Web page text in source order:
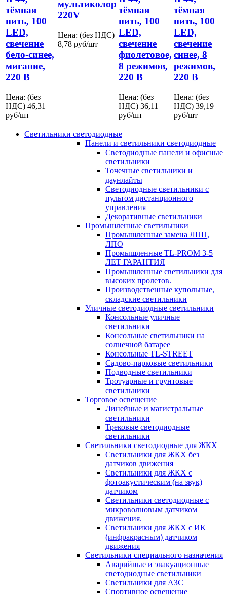
тёмная
нить, 100
LED,
свечение
бело-синее,
мигание,
220 В
Цена: (без
НДС) 46,31
руб/шт
мультиколор
220V
Цена: (без НДС)
8,78 руб/шт
тёмная
нить, 100
LED,
свечение
фиолетовое,
8 режимов,
220 В
Цена: (без
НДС) 36,11
руб/шт
тёмная
нить, 100
LED,
свечение
синее, 8
режимов,
220 В
Цена: (без
НДС) 39,19
руб/шт
Светильники светодиодные
Панели и светильники светодиодные
Светодиодные панели и офисные
светильники
Точечные светильники и
даунлайты
Светодиодные светильники с
пультом дистанционного
управления
Декоративные светильники
Промышленные светильники
Промышленные замена ЛПП,
ЛПО
Промышленные TL-PROM 3-5
ЛЕТ ГАРАНТИЯ
Промышленные светильники для
высоких пролетов.
Производственные купольные,
складские светильники
Уличные светодиодные светильники
Консольные уличные
светильники
Консольные светильники на
солнечной батарее
Консольные TL-STREET
Садово-парковые светильники
Подводные светильники
Тротуарные и грунтовые
светильники
Торговое освещение
Линейные и магистральные
светильники
Трековые светодиодные
светильники
Светильники светодиодные для ЖКХ
Светильники для ЖКХ без
датчиков движения
Светильники для ЖКХ с
фотоакустическим (на звук)
датчиком
Светильники светодиодные с
микроволновым датчиком
движения.
Светильники для ЖКХ с ИК
(инфракрасным) датчиком
движения
Светильники специального назначения
Аварийные и эвакуационные
светодиодные светильники
Светильники для АЗС
Спортивное освещение